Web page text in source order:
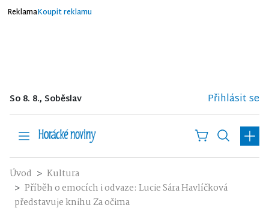
ReklamaKoupit reklamu
So 8. 8., Soběslav Přihlásit se
Úvod
Kultura
Příběh o emocích i odvaze: Lucie Sára Havlíčková
představuje knihu Za očima